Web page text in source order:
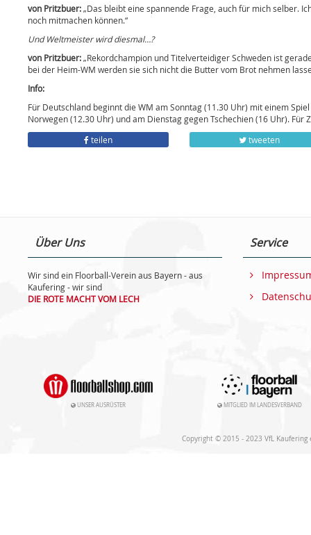
von Pritzbuer:„Das bleibt eine spannende Frage, auch für mich selber.
noch mitmachen können.“
Und Weltmeister wird diesmal…?
von Pritzbuer:„Rekordchampion und Titelverteidiger Schweden ist
bei der Heim-WM werden sie sich nicht die Butter vom Brot nehmen
Info:
Für Deutschland beginnt die WM am Sonntag (11.30 Uhr) mit einem
Norwegen (12.30 Uhr) und am Dienstag gegen Tschechien (16 Uhr).
teilen
tweeten
Über Uns
Wir sind ein Floorball-Verein aus Bayern - aus
Kaufering - wir sind
DIE ROTE MACHT VOM LECH
Service
UNSER AUSRÜSTER MITGLIED IM LANDESVERBAND
Copyright © 2015 - 2023 VfL